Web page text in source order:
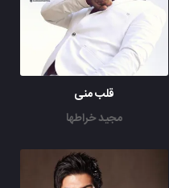
قلب منی
مجید خراطها